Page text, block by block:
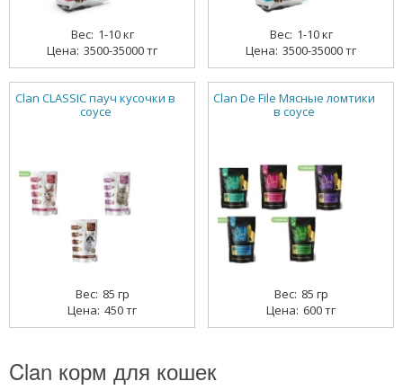
1-10 кг
3500-35000 тг
1-10 кг
3500-35000 тг
Clan CLASSIC пауч кусочки в
соусе
85 гр
450 тг
Clan De File Мясные ломтики
в соусе
85 гр
600 тг
Clan корм для кошек